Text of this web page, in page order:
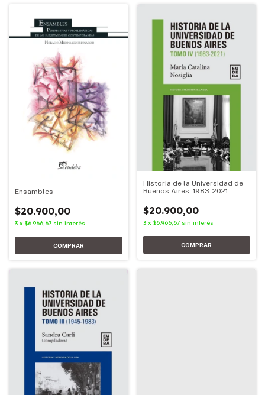
Ensambles
$20.900,00
3 x $6.966,67 sin interés
Historia de la Universidad de
Buenos Aires: 1983-2021
$20.900,00
3 x $6.966,67 sin interés